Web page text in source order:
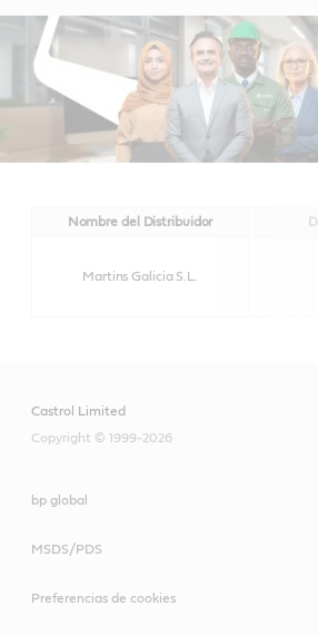
Nombre del Distribuidor
Martins Galicia S.L.
Castrol Limited
Copyright © 1999-2026
bp global
MSDS/PDS
Preferencias de cookies